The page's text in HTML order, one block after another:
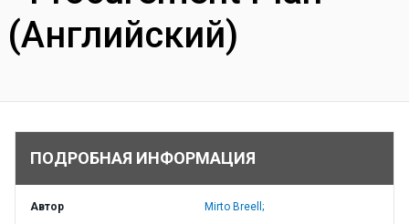
(Английский)
ПОДРОБНАЯ ИНФОРМАЦИЯ
Автор Mirto Breell;